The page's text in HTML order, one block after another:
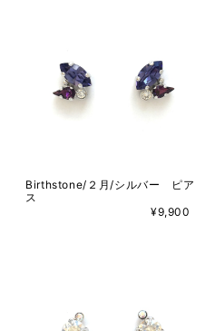
Birthstone/２月/シルバー ピア
ス
¥9,900